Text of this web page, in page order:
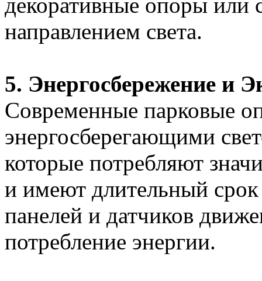
декоративные опоры или
направлением света.
5. Энергосбережение и
Современные парковые
энергосберегающими
которые потребляют
и имеют длительный
панелей и датчиков
потребление энергии.